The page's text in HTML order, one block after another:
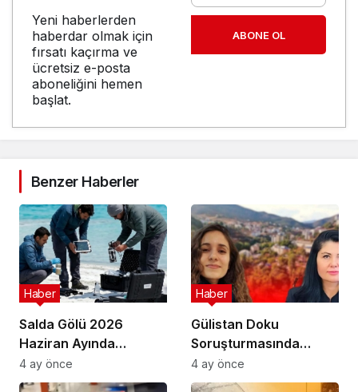
Yeni haberlerden
haberdar olmak için
fırsatı kaçırma ve
ücretsiz e-posta
aboneliğini hemen
başlat.
ABONE OL
Benzer Haberler
Salda Gölü 2026
Haziran Ayında
Uluslararası
Astrobiyoloji Etkinliğine
Haber
4 ay önce
Gülistan Doku
Soruşturmasında
Cinayet Şüphesiyle 7
İlde Eş Zamanlı
Haber
4 ay önce